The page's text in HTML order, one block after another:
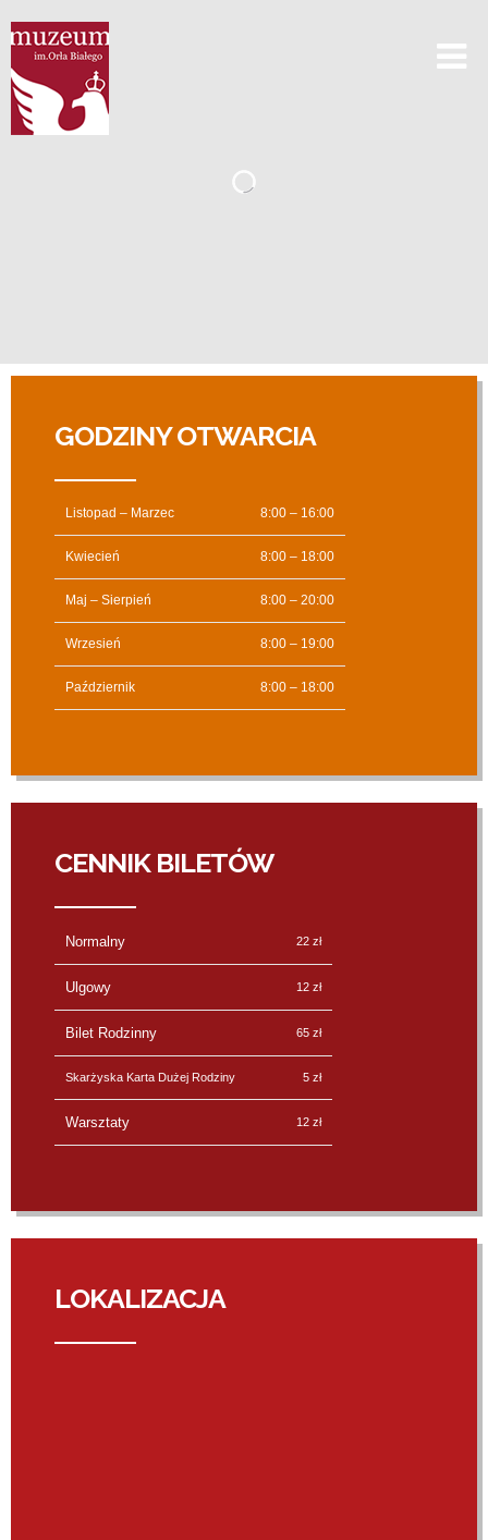
GODZINY OTWARCIA
Listopad – Marzec 8:00 – 16:00
Kwiecień 8:00 – 18:00
Maj – Sierpień 8:00 – 20:00
Wrzesień 8:00 – 19:00
Październik 8:00 – 18:00
CENNIK BILETÓW
Normalny 22 zł
Ulgowy 12 zł
Bilet Rodzinny 65 zł
Skarżyska Karta Dużej Rodziny 5 zł
Warsztaty 12 zł
LOKALIZACJA